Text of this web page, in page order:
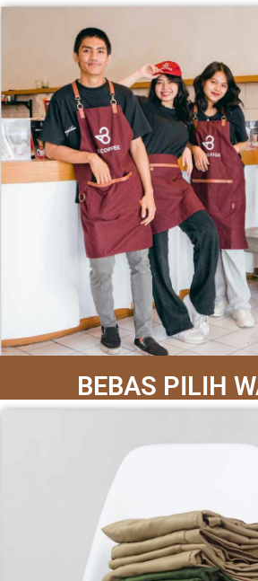
BEBAS PILIH